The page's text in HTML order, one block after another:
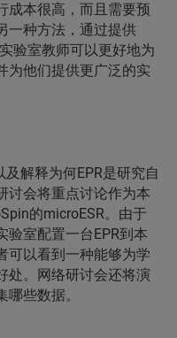
成本很高，而且需要预
一种方法，通过提供
验室教师可以更好地为
为他们提供更广泛的实
解释为何EPR是研究自
讨会将重点讨论作为本
的microESR。由于
验室配置一台EPR到本
可以看到一种能够为学
处。网络研讨会还将演
些数据。